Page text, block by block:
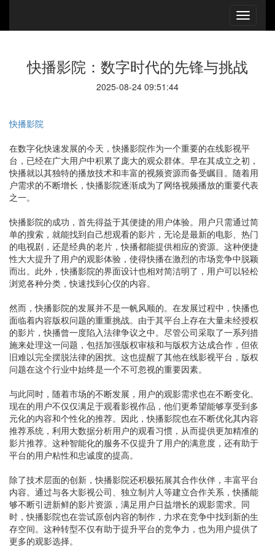
快播影院：数字时代的先锋与挑战
2025-08-24 09:51:44
快播影院
在数字化快速发展的今天，快播影院作为一个重要的在线影视平
台，已经在广大用户中积累了庞大的观众群体。早在其成立之初，
快播就以其独特的播放技术和丰富的视频资源而备受瞩目。随着用
户需求的不断增长，快播影院逐渐成为了网络视频播放的重要代表
之一。
快播影院的成功，首先得益于其便捷的用户体验。用户只需通过简
单的搜索，就能找到自己想观看的影片，无论是最新的电影、热门
的电视剧，还是经典的老片，快播都能提供相应的资源。这种便捷
性大大提升了用户的观影体验，使得快播在激烈的市场竞争中脱颖
而出。此外，快播影院的界面设计也相对简洁明了，用户可以轻松
浏览各种分类，快速找到心仪的内容。
然而，快播影院的发展并不是一帆风顺的。在发展过程中，快播也
面临着内容版权问题的重重挑战。由于其平台上存在大量未经授权
的影片，快播曾一度陷入法律争议之中。尽管公司采取了一系列措
施来处理这一问题，包括加强版权审核和与版权方达成合作，但依
旧难以完全摆脱法律的困扰。这也提醒了其他在线影视平台，版权
问题在这个行业中始终是一个不可忽视的重要因素。
与此同时，随着市场的不断发展，用户的观影需求也在不断变化。
现在的用户不仅仅满足于观看影视作品，他们更希望能够享受到多
元化的内容和个性化的推荐。因此，快播影院也在不断优化其内容
推荐系统，利用大数据分析用户的观看习惯，从而提供更加精准的
影片推荐。这种智能化的服务不仅提升了用户的满意度，还有助于
平台的用户粘性和忠诚度的提高。
除了技术层面的创新，快播影院还积极拓展其合作伙伴，丰富平台
内容。通过与各大影视公司、独立制片人等建立合作关系，快播能
够不断引进新鲜的影片资源，满足用户日益增长的观影需求。同
时，快播影院也在尝试原创内容的制作，力求在竞争中找到新的生
存空间。这种转型不仅有助于提升平台的竞争力，也为用户提供了
更多的观影选择。